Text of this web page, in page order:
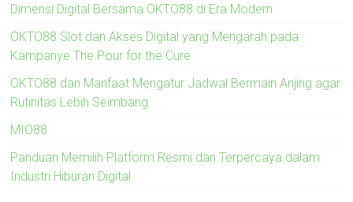
Dimensi Digital Bersama OKTO88 di Era Modern
OKTO88 Slot dan Akses Digital yang Mengarah pada
Kampanye The Pour for the Cure
OKTO88 dan Manfaat Mengatur Jadwal Bermain Anjing agar
Rutinitas Lebih Seimbang
MIO88
Panduan Memilih Platform Resmi dan Terpercaya dalam
Industri Hiburan Digital